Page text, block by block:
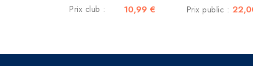
Prix club :
10,99 €
Prix public :